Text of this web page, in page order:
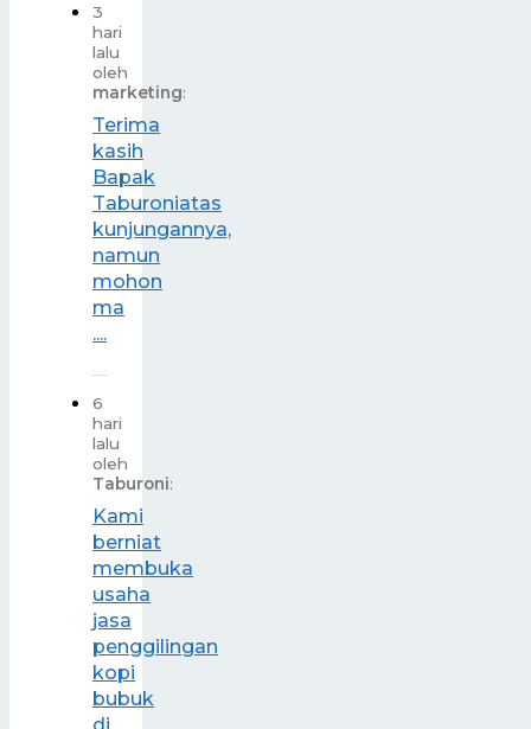
3
hari
lalu
oleh
marketing:
Terima
kasih
Bapak
Taburoniatas
kunjungannya,
namun
mohon
ma
....
6
hari
lalu
oleh
Taburoni:
Kami
berniat
membuka
usaha
jasa
penggilingan
kopi
bubuk